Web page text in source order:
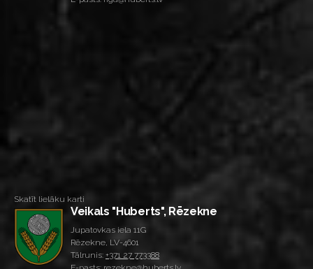
Skatīt lielāku karti
Veikals "Huberts", Rēzekne
Jupatovkas iela 11G
Rēzekne, LV-4601
Tālrunis: +371 27 773388